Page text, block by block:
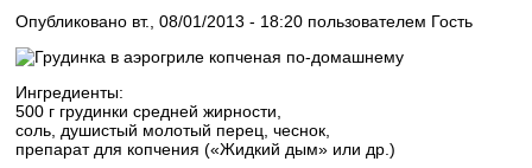
Опубликовано вт., 08/01/2013 - 18:20 пользователем Гость
Ингредиенты:
500 г грудинки средней жирности,
соль, душистый молотый перец, чеснок,
препарат для копчения («Жидкий дым» или др.)